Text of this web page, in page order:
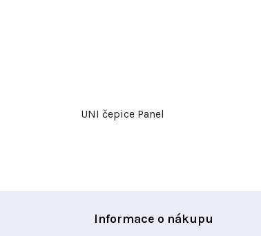
UNI čepice Panel
Informace o nákupu